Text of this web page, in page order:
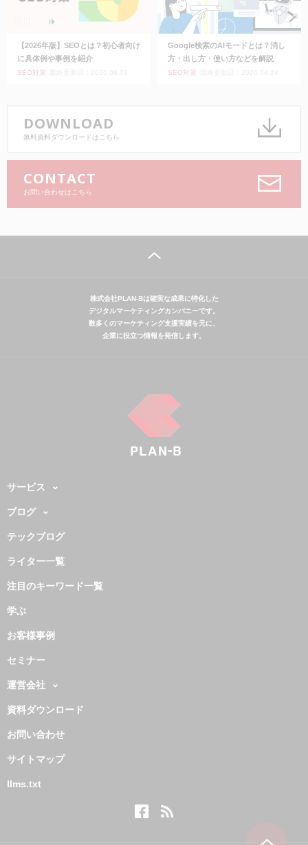
【2026年版】SEOとは？初心者向け
に具体例や事例を紹介
SEO対策
Google検索のAIモードとは？消し
方・出し方・使い方などを解説
SEO対策
DOWNLOAD
無料資料ダウンロードはこちら
CONTACT
お問い合わせはこちら
株式会社PLAN-Bは確実な成果に特化した
デジタルマーケティングカンパニーです。
数多くのマーケティング支援実績を元に、
企業に役立つ情報を発信します。
サービス
ブログ
テックブログ
ライター一覧
注目のキーワード一覧
学ぶ
お客様事例
セミナー
運営会社
資料ダウンロード
お問い合わせ
サイトマップ
llms.txt